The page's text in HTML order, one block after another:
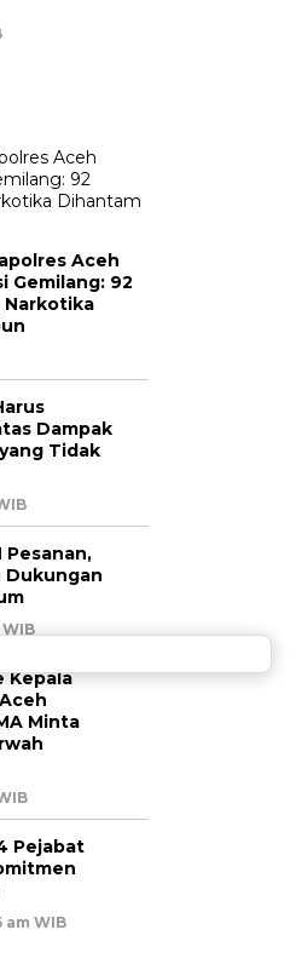
Aceh
Gemilang: 92
Narkotika
Dampak
Tidak
Pesanan,
Dukungan
WIB
Kepala
Minta
Pejabat
am WIB